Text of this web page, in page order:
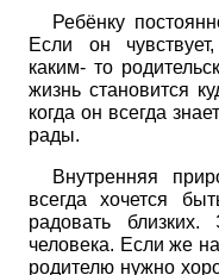
Ребёнку
Если он
каким- то
жизнь становится
когда он всегда
рады.
Внутренняя
всегда хочется
радовать
человека. Если же
родителю нужно